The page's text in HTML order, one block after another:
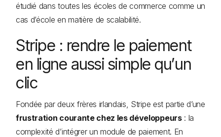
étudié dans toutes les écoles de commerce comme un
cas d’école en matière de scalabilité.
Stripe : rendre le paiement
en ligne aussi simple qu’un
clic
Fondée par deux frères irlandais, Stripe est partie d’une
frustration courante chez les développeurs: la
complexité d’intégrer un module de paiement. En